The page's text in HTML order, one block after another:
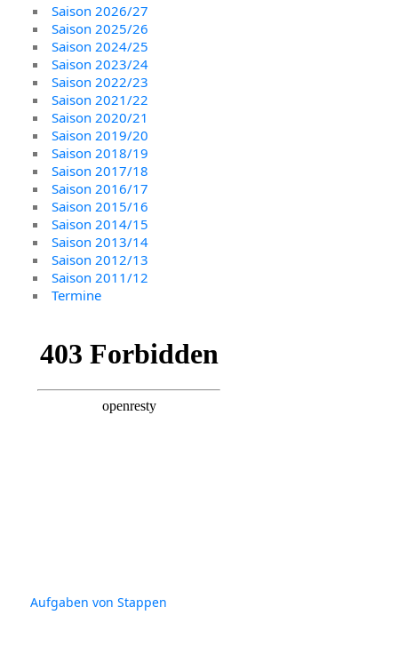
Saison 2026/27
Saison 2025/26
Saison 2024/25
Saison 2023/24
Saison 2022/23
Saison 2021/22
Saison 2020/21
Saison 2019/20
Saison 2018/19
Saison 2017/18
Saison 2016/17
Saison 2015/16
Saison 2014/15
Saison 2013/14
Saison 2012/13
Saison 2011/12
Termine
Aufgaben von Stappen